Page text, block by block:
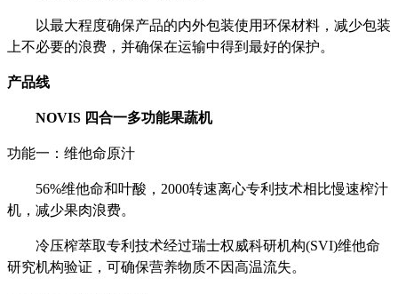
以最大程度确保产品的内外包装使用环保材料，减少包装
上不必要的浪费，并确保在运输中得到最好的保护。
产品线
NOVIS 四合一多功能果蔬机
功能一：维他命原汁
56%维他命和叶酸，2000转速离心专利技术相比慢速榨汁
机，减少果肉浪费。
冷压榨萃取专利技术经过瑞士权威科研机构(SVI)维他命
研究机构验证，可确保营养物质不因高温流失。